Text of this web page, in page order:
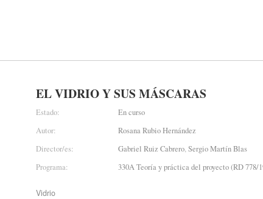
EL VIDRIO Y SUS MÁSCARAS
Estado:
En curso
Autor:
Rosana Rubio Hernández
Director/es:
Gabriel Ruiz Cabrero,Sergio Martín Blas
Programa:
330A Teoría y práctica del proyecto (RD 778/
Vidrio